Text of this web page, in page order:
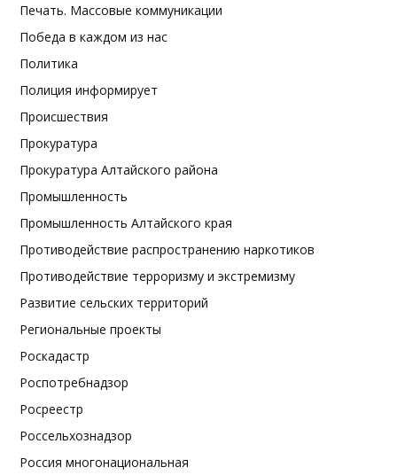
Печать. Массовые коммуникации
Победа в каждом из нас
Политика
Полиция информирует
Происшествия
Прокуратура
Прокуратура Алтайского района
Промышленность
Промышленность Алтайского края
Противодействие распространению наркотиков
Противодействие терроризму и экстремизму
Развитие сельских территорий
Региональные проекты
Роскадастр
Роспотребнадзор
Росреестр
Россельхознадзор
Россия многонациональная